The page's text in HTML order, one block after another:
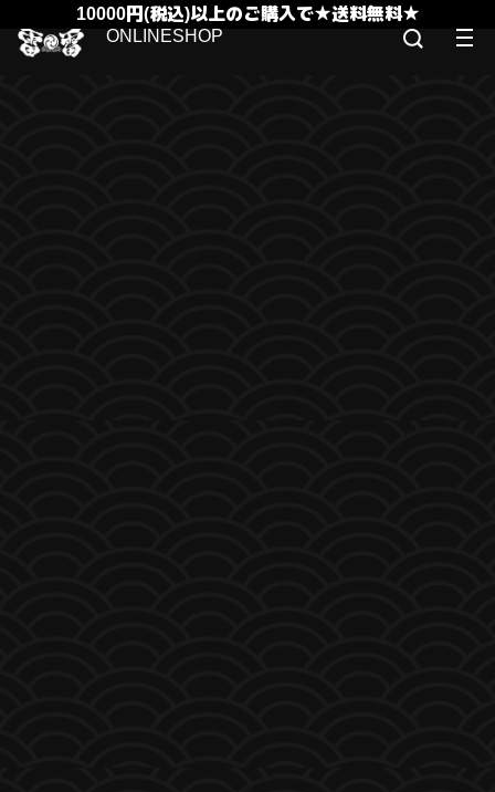
10000円(税込)以上のご購入で★送料無料★
ONLINESHOP